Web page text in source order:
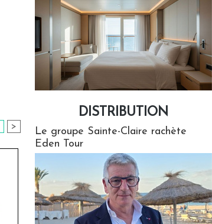
>
DISTRIBUTION
Le groupe Sainte-Claire rachète
Eden Tour